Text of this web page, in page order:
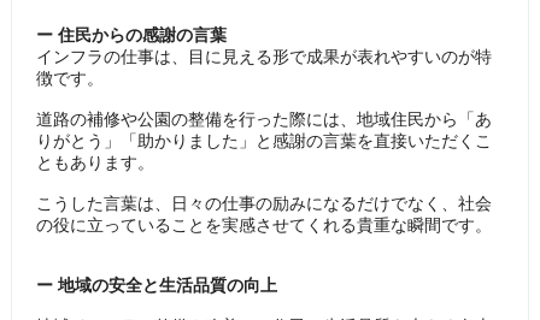
ー 住民からの感謝の言葉
インフラの仕事は、目に見える形で成果が表れやすいのが特
徴です。
道路の補修や公園の整備を行った際には、地域住民から「あ
りがとう」「助かりました」と感謝の言葉を直接いただくこ
ともあります。
こうした言葉は、日々の仕事の励みになるだけでなく、社会
の役に立っていることを実感させてくれる貴重な瞬間です。
ー 地域の安全と生活品質の向上